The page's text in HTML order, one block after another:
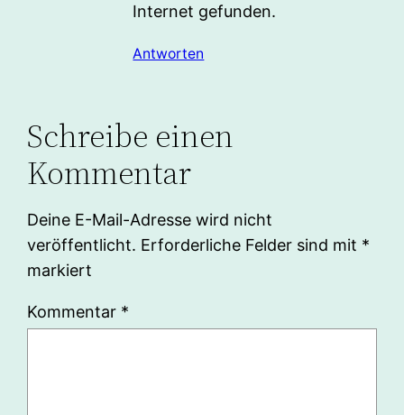
Internet gefunden.
Antworten
Schreibe einen
Kommentar
Deine E-Mail-Adresse wird nicht
veröffentlicht. Erforderliche Felder sind mit *
markiert
Kommentar *